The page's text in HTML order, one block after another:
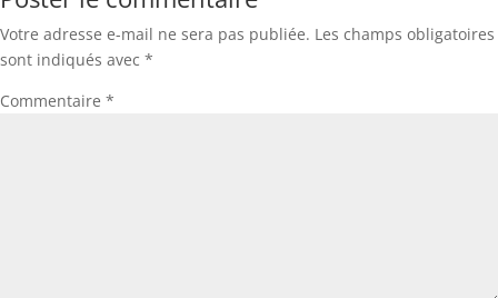
Votre adresse e-mail ne sera pas publiée. Les champs obligatoires
sont indiqués avec *
Commentaire *